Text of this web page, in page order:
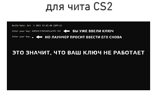
для чита CS2